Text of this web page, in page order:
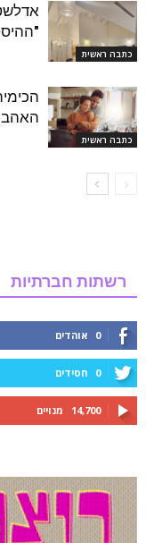
כתבה ראשית
כתבה ראשית
רשתות חברתיות
0 אוהדים
0 חסידים
14,700 מנויים